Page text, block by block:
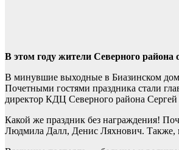
В этом году жители Северного
В минувшие выходные в Биазинском
Почетными гостями праздника стали
директор КДЦ Северного района
Какой же праздник без награждения!
Людмила Далл, Денис Ляхнович. Также,